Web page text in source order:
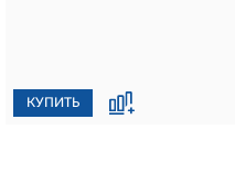
КУПИТЬ